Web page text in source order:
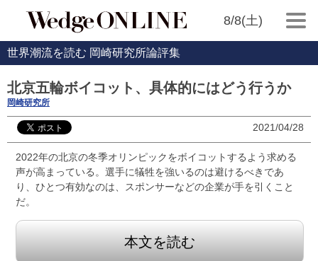
8/8(土)
世界潮流を読む 岡崎研究所論評集
北京五輪ボイコット、具体的にはどう行うか
岡崎研究所
2021/04/28
2022年の北京の冬季オリンピックをボイコットするよう求める
声が高まっている。選手に犠牲を強いるのは避けるべきであ
り、ひとつ有効なのは、スポンサーなどの企業が手を引くこと
だ。
本文を読む